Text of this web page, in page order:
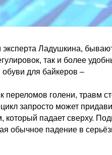
Ладушкина,
так и более
для байкеров –
переломов голени,
запросто может
падает сверху.
обычное падение в